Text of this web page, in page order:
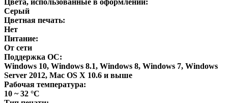
Серый
Цветная печать:
Нет
Питание:
От сети
Поддержка ОС:
Windows 10, Windows 8.1, Windows 8, Windows 7, Windows
Server 2012, Mac OS X 10.6 и выше
Рабочая температура:
10 ~ 32 °C